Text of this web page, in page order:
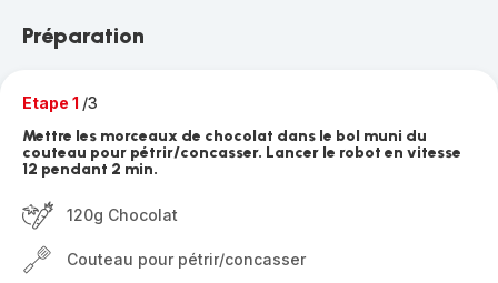
Préparation
Etape 1 /3
Mettre les morceaux de chocolat dans le bol muni du
couteau pour pétrir/concasser. Lancer le robot en vitesse
12 pendant 2 min.
120g Chocolat
Couteau pour pétrir/concasser